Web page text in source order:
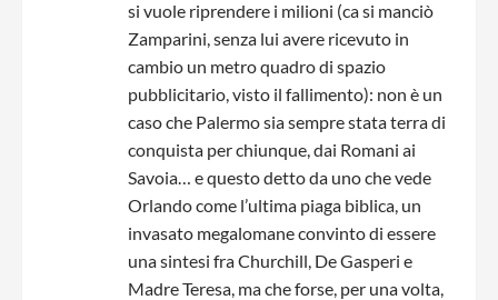
si vuole riprendere i milioni (ca si manciò
Zamparini, senza lui avere ricevuto in
cambio un metro quadro di spazio
pubblicitario, visto il fallimento): non è un
caso che Palermo sia sempre stata terra di
conquista per chiunque, dai Romani ai
Savoia… e questo detto da uno che vede
Orlando come l’ultima piaga biblica, un
invasato megalomane convinto di essere
una sintesi fra Churchill, De Gasperi e
Madre Teresa, ma che forse, per una volta,